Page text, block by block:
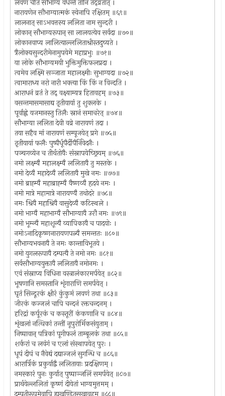
लवणं चेति सौभाग्यं वर्धन्ते तानि तद्व्रतात् ।
नारायणेन सौभाग्यात्मकं स्वेनापि रक्षितम् ॥६९॥
लालनात् साऽभवत्तस्य ललिता नाम सुन्दरी ।
लोकान् सौभाग्यरूपान् सा लालयत्येव सर्वदा ॥७०॥
लोकानवाप्य लालित्याल्ललिताश्रीस्तदुच्यते ।
त्रैलोक्यसुन्दरीमेनामुपयेमे महाप्रभुः ॥७१॥
या लोके सौभाग्यमयी भुक्तिमुक्तिफलप्रदा ।
त्वमेव लक्ष्मि सञ्जाता महालक्ष्मीः सुभाग्यदा ॥७२॥
त्वामाराध्य नरो नारी भक्त्या किं किं न विन्दति ।
आराधनं व्रतं ते तद् वक्ष्याम्यत्र हितावहम् ॥७३॥
वसन्तमासमासाद्य तृतीयायां तु शुक्लके ।
पूर्वाह्णे यजमानस्तु तिलैः स्नानं समाचरेत् ॥७४॥
सौभाग्या ललिता देवी वव्रे नारायणं तदा ।
तया सहैव मां नारायणं सम्पूजयेत् प्रगे ॥७५॥
तृतीयायां फलैः पुष्पैर्धूपैर्दीपैर्निवेदनैः ।
पञ्चगव्येन च तीर्थतोयैः संस्नापयेच्छ्रियम् ॥७६॥
नमो लक्ष्म्यै महालक्ष्म्यै ललितायै तु मस्तके ।
नमो देव्यै महादेव्यै ललितायै मुखे नमः ॥७७॥
नमो ब्राह्म्यै महाब्राह्म्यै वैष्णव्यै हृदये नमः ।
नमो मात्रे महामात्रे नारायण्यै तथोदरे ॥७८॥
नमः श्रियै महाश्रियै वासुदेव्यै कटिस्थले ।
नमो भाग्यै महाभाग्यै सौभाग्यायै उरौ नमः ॥७९॥
नमो भूम्न्यै महाशून्यै व्यापिकायै च पादयोः ।
नमोऽनादिकृष्णनारायणपत्न्यै समन्ततः ॥८०॥
सौभाग्यभवनायै ते नमः कान्ताविभूतये ।
नमो युगलरूपायै दम्पत्यै ते नमो नमः ॥८१॥
सर्वसौभाग्ययुक्तायै ललितायै नमोनमः ।
एवं संस्नाप्य विधिना वस्त्रालंकारमर्पयेत् ॥८२॥
भूषणानि समस्तानि शृंगाराणि समर्पयेत् ।
घृतं सिन्दूरकं क्षीरं कुंकुमं लवणं तथा ॥८३॥
जीरकं कज्जलं चापि चन्दनं रक्तचन्दनम् ।
हरिद्रां कर्पूरकं च कस्तूरीं कंकणानि च ॥८४॥
शृंखलां नत्थिकां तन्तीं नूपुरोर्मिकसंयुताम् ।
निष्पावान् पत्रिकां पूगीफलं ताम्बूलकं तथा ॥८५॥
शर्करां च लवंगं च एलां संस्थापयेत् पुरः ।
धूपं दीपं च नैवेद्यं दद्याज्जलं सुगन्धि च ॥८६॥
आरार्त्रिकं प्रकुर्याद्वै ललितायाः प्रदक्षिणम् ।
नमस्कारं पुनः कुर्यात् पुष्पाञ्जलिं समर्पयेत् ॥८७॥
प्रार्थयेल्ललितां कृष्णं दीयेतां भाग्यमुत्तमम् ।